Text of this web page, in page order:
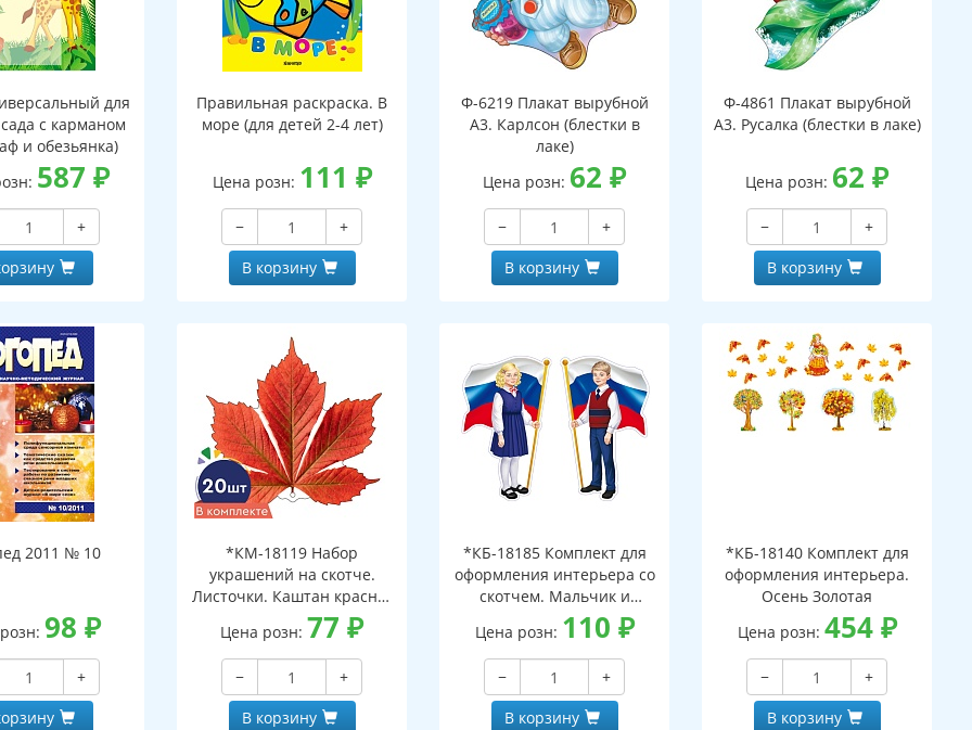
для
сада с карманом
и обезьянка)
587 ₽
+
Правильная раскраска. В
море (для детей 2-4 лет)
Цена розн: 111 ₽
−
+
В корзину
Ф-6219 Плакат вырубной
А3. Карлсон (блестки в
лаке)
Цена розн: 62₽
−
+
В корзину
Ф-4861 Плакат вырубной
А3. Русалка (блестки в лаке)
Цена розн: 62₽
−
+
В корзину
2011 № 10
98₽
+
*КМ-18119 Набор
украшений на скотче.
Листочки. Каштан красно-
оранжевый (10 шт. в
наборе, двухсторонний,
ВД-лак)
Цена розн: 77₽
−
+
В корзину
*КБ-18185 Комплект для
оформления интерьера со
скотчем. Мальчик и
девочка с Российским
флагом (2 плаката А4)
Цена розн: 110 ₽
−
+
В корзину
*КБ-18140 Комплект для
оформления интерьера.
Осень Золотая
Цена розн: 454₽
−
+
В корзину